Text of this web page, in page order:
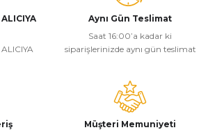
bozuk veya görüntülenemiyor.
eksik bilgiler bulunuyor.
bulunuyor.
daha pahalı.
alternatifler olmalı.
Aynı Gün Teslimat
Saat 16:00’a kadar ki
siparişlerinizde aynı gün teslimat
Müşteri Memuniyeti